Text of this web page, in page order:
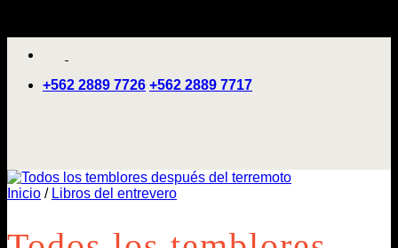
+562 2889 7726 +562 2889 7717
Inicio / Libros del entrevero